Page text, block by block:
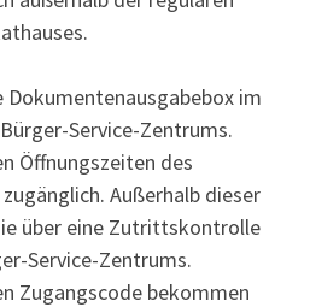
im
Service-Zentrums.
Öffnungszeiten des
Außerhalb dieser
über eine Zutrittskontrolle
Service-Zentrums.
Zugangscode bekommen